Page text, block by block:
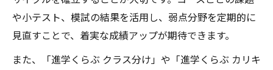
や小テスト、模試の結果を活用し、弱点分野を定期的に
見直すことで、着実な成績アップが期待できます。
また、「進学くらぶ クラス分け」や「進学くらぶ カリキ